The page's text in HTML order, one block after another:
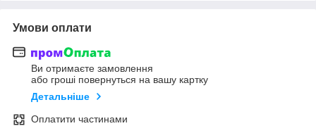
Умови оплати
Ви отримаєте замовлення
або гроші повернуться на вашу картку
Детальніше
Оплатити частинами